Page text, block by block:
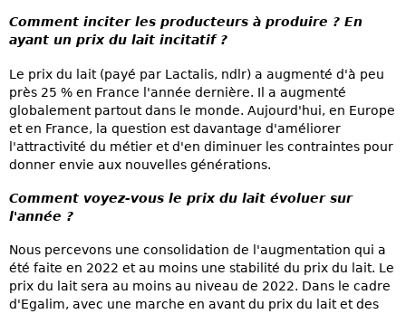
Comment inciter les producteurs à produire ? En
ayant un prix du lait incitatif ?
Le prix du lait (payé par Lactalis, ndlr) a augmenté d'à peu
près 25 % en France l'année dernière. Il a augmenté
globalement partout dans le monde. Aujourd'hui, en Europe
et en France, la question est davantage d'améliorer
l'attractivité du métier et d'en diminuer les contraintes pour
donner envie aux nouvelles générations.
Comment voyez-vous le prix du lait évoluer sur
l'année ?
Nous percevons une consolidation de l'augmentation qui a
été faite en 2022 et au moins une stabilité du prix du lait. Le
prix du lait sera au moins au niveau de 2022. Dans le cadre
d'Egalim, avec une marche en avant du prix du lait et des